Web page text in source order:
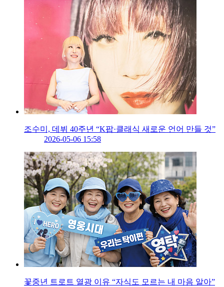
조수미, 데뷔 40주년 “K팝·클래식 새로운 언어 만들 것”
2026-05-06 15:58
꽃중년 트로트 열광 이유 “자식도 모르는 내 마음 알아”